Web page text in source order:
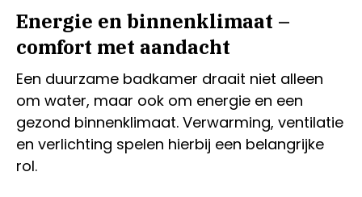
Energie en binnenklimaat –
comfort met aandacht
Een duurzame badkamer draait niet alleen
om water, maar ook om energie en een
gezond binnenklimaat. Verwarming, ventilatie
en verlichting spelen hierbij een belangrijke
rol.